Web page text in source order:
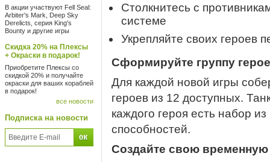
В акции участвуют Fell Seal:
Arbiter's Mark, Deep Sky
Derelicts, серия King's
Bounty и другие игры
Скидка 20% на Плексы
+ Окраски в подарок!
Приобретите Плексы со
скидкой 20% и получайте
окраски для ваших кораблей
в подарок!
все новости
Подписка на новости
Столкнитесь с
системе
Укрепляйте своих героев
Сформируйте группу
Для каждой новой игры
героев из 12 доступных.
каждого героя есть набор
способностей.
Создайте свою